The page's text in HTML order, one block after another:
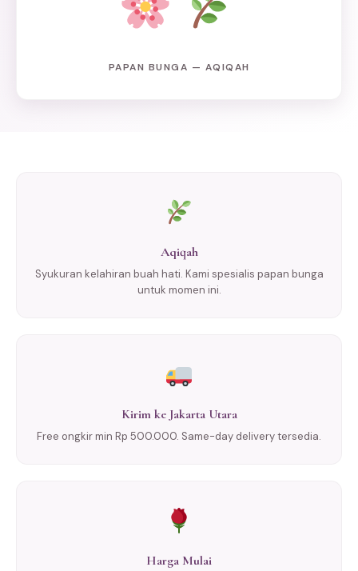
PAPAN BUNGA — AQIQAH
Aqiqah
Syukuran kelahiran buah hati. Kami spesialis papan bunga
untuk momen ini.
Kirim ke Jakarta Utara
Free ongkir min Rp 500.000. Same-day delivery tersedia.
Harga Mulai